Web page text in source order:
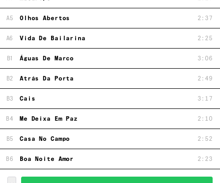
A5 Olhos Abertos 2:37
A6 Vida De Bailarina 2:25
B1 Águas De Marco 3:06
B2 Atrás Da Porta 2:49
B3 Cais 3:17
B4 Me Deixa Em Paz 2:10
B5 Casa No Campo 2:52
B6 Boa Noite Amor 2:23